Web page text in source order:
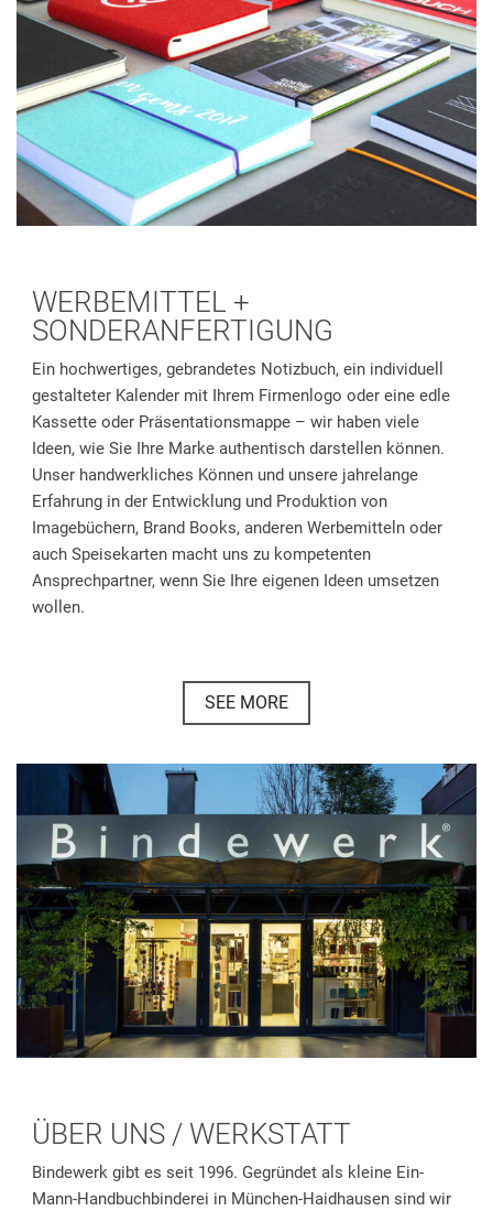
WERBEMITTEL +
SONDERANFERTIGUNG
Ein hochwertiges, gebrandetes Notizbuch, ein individuell
gestalteter Kalender mit Ihrem Firmenlogo oder eine edle
Kassette oder Präsentationsmappe – wir haben viele
Ideen, wie Sie Ihre Marke authentisch darstellen können.
Unser handwerkliches Können und unsere jahrelange
Erfahrung in der Entwicklung und Produktion von
Imagebüchern, Brand Books, anderen Werbemitteln oder
auch Speisekarten macht uns zu kompetenten
Ansprechpartner, wenn Sie Ihre eigenen Ideen umsetzen
wollen.
SEE MORE
ÜBER UNS / WERKSTATT
Bindewerk gibt es seit 1996. Gegründet als kleine Ein-
Mann-Handbuchbinderei in München-Haidhausen sind wir